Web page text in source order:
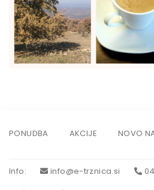
PONUDBA AKCIJE NOVO
Info: info@e-trznica.si